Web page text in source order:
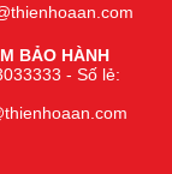
BẢO HÀNH
- Số lẻ: